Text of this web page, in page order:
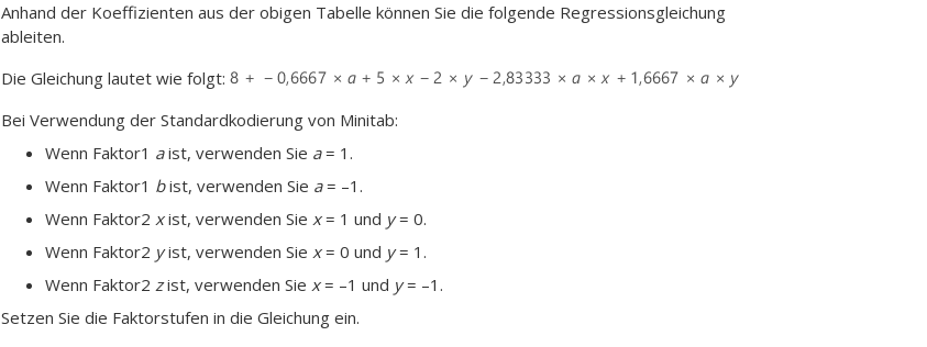
Anhand der Koeffizienten aus der obigen Tabelle können Sie die folgende Regressionsgleichung
ableiten.
Die Gleichung lautet wie folgt:
Bei Verwendung der Standardkodierung von Minitab:
Wenn Faktor1 aist, verwenden Sie a= 1.
Wenn Faktor1 bist, verwenden Sie a= –1.
Wenn Faktor2 xist, verwenden Sie x= 1 und y= 0.
Wenn Faktor2 yist, verwenden Sie x= 0 und y= 1.
Wenn Faktor2 zist, verwenden Sie x= –1 und y= –1.
Setzen Sie die Faktorstufen in die Gleichung ein.